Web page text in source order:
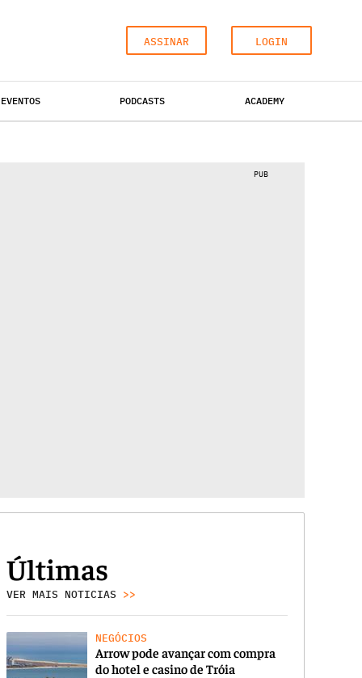
ASSINAR LOGIN
EVENTOS PODCASTS ACADEMY
PUB
Últimas
VER MAIS NOTICIAS >>
NEGÓCIOS
Arrow pode avançar com compra
do hotel e casino de Tróia